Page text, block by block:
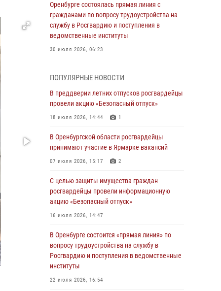
Оренбурге состоялась прямая линия с
гражданами по вопросу трудоустройства на
службу в Росгвардию и поступления в
ведомственные институты
30 июля 2026, 06:23
Дню Крещения Руси
28 июля 2026, 09:58 1
Росгвардейцы обеспечили правопорядок на
27 июля 2026, 09:41 2
Росгвардейцы предотвратили трагедию:
ситуации (ВИДЕО)
26 июля 2026, 10:09 1
образовательных учреждений к новому
24 июля 2026, 09:32 1
ПОПУЛЯРНЫЕ НОВОСТИ
В преддверии летних отпусков росгвардейцы
провели акцию «Безопасный отпуск»
18 июля 2026, 14:44 1
В Оренбургской области росгвардейцы
принимают участие в Ярмарке вакансий
07 июля 2026, 15:17 2
С целью защиты имущества граждан
росгвардейцы провели информационную
акцию «Безопасный отпуск»
16 июля 2026, 14:47
В Оренбурге состоится «прямая линия» по
вопросу трудоустройства на службу в
Росгвардию и поступления в ведомственные
институты
22 июля 2026, 16:54